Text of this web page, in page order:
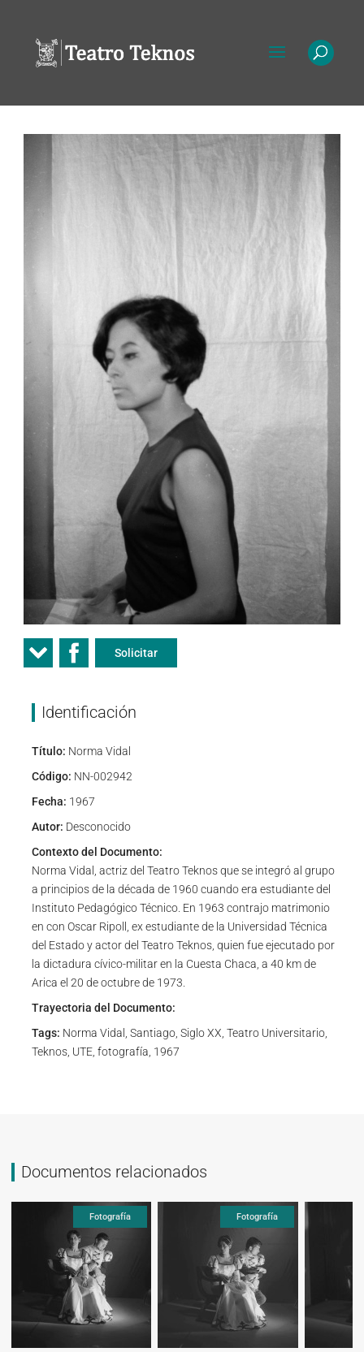
Solicitar
Identificación
Título: Norma Vidal
Código: NN-002942
Fecha: 1967
Autor: Desconocido
Contexto del Documento:
Norma Vidal, actriz del Teatro Teknos que se integró al grupo
a principios de la década de 1960 cuando era estudiante del
Instituto Pedagógico Técnico. En 1963 contrajo matrimonio
en con Oscar Ripoll, ex estudiante de la Universidad Técnica
del Estado y actor del Teatro Teknos, quien fue ejecutado por
la dictadura cívico-militar en la Cuesta Chaca, a 40 km de
Arica el 20 de octubre de 1973.
Trayectoria del Documento:
Tags: Norma Vidal, Santiago, Siglo XX, Teatro Universitario,
Teknos, UTE, fotografía, 1967
Documentos relacionados
Fotografía Fotografía